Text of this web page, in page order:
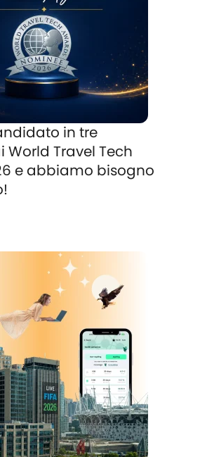
in tre
Travel Tech
e abbiamo bisogno